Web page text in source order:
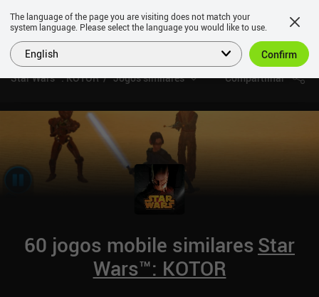
Star Wars™: KOTOR Jogos similares Compartilhar
60 jogos mobile similaresStar
Wars™: KOTOR
The language of the page you are visiting does not match your
system language. Please select the language you would like to use.
English Confirm